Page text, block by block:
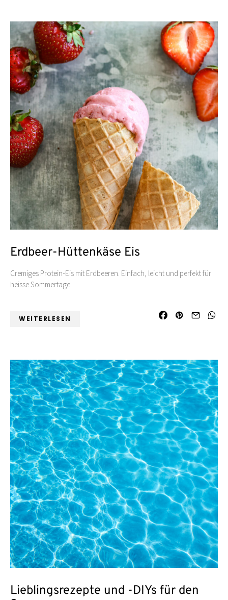
Erdbeer-Hüttenkäse Eis
Cremiges Protein-Eis mit Erdbeeren. Einfach, leicht und perfekt für
heisse Sommertage.
WEITERLESEN
Lieblingsrezepte und -DIYs für den